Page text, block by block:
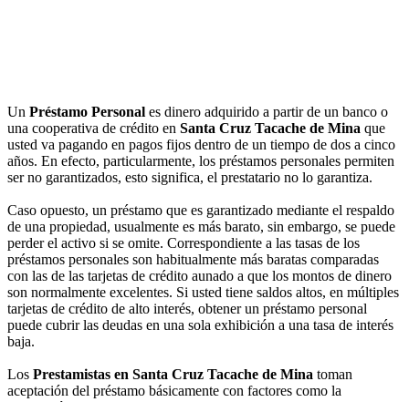
Un Préstamo Personal es dinero adquirido a partir de un banco o
una cooperativa de crédito en Santa Cruz Tacache de Mina que
usted va pagando en pagos fijos dentro de un tiempo de dos a cinco
años. En efecto, particularmente, los préstamos personales permiten
ser no garantizados, esto significa, el prestatario no lo garantiza.
Caso opuesto, un préstamo que es garantizado mediante el respaldo
de una propiedad, usualmente es más barato, sin embargo, se puede
perder el activo si se omite. Correspondiente a las tasas de los
préstamos personales son habitualmente más baratas comparadas
con las de las tarjetas de crédito aunado a que los montos de dinero
son normalmente excelentes. Si usted tiene saldos altos, en múltiples
tarjetas de crédito de alto interés, obtener un préstamo personal
puede cubrir las deudas en una sola exhibición a una tasa de interés
baja.
Los Prestamistas en Santa Cruz Tacache de Mina toman
aceptación del préstamo básicamente con factores como la